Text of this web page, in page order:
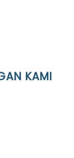
KAMI